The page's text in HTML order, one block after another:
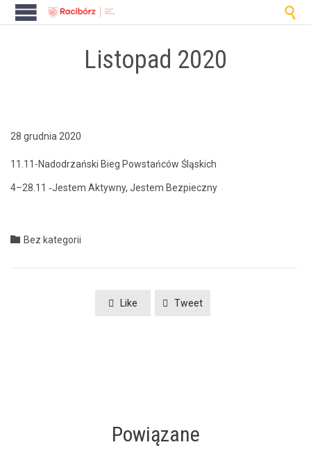

Listopad 2020
28 grudnia 2020
11.11-Nadodrzański Bieg Pow­stańców Śląskich
4–28.11 ‑Jestem Akty­wny, Jestem Bezpieczny
 Category
Bez kategorii
Like Tweet
Powiązane